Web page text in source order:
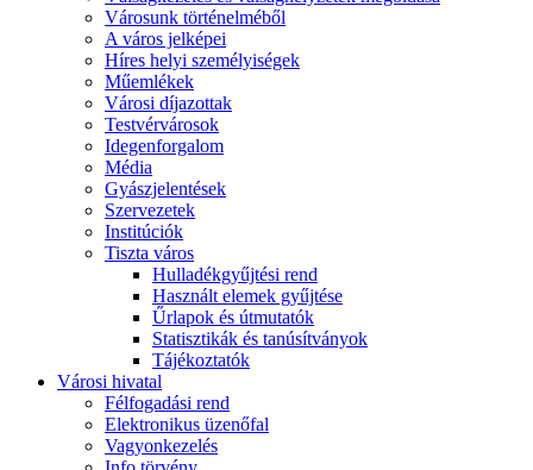
Városunk történelméből
A város jelképei
Híres helyi személyiségek
Műemlékek
Városi díjazottak
Testvérvárosok
Idegenforgalom
Média
Gyászjelentések
Szervezetek
Institúciók
Tiszta város
Hulladékgyűjtési rend
Használt elemek gyűjtése
Űrlapok és útmutatók
Statisztikák és tanúsítványok
Tájékoztatók
Városi hivatal
Félfogadási rend
Elektronikus üzenőfal
Vagyonkezelés